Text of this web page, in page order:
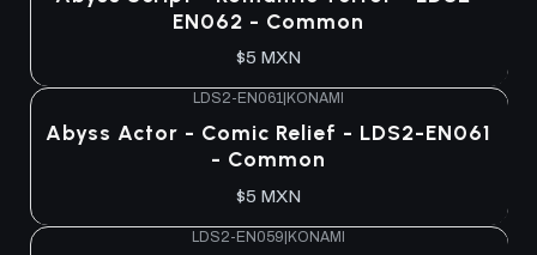
EN062 - Common
$5 MXN
LDS2-EN061 KONAMI
Abyss Actor - Comic Relief - LDS2-EN061
- Common
$5 MXN
LDS2-EN059|KONAMI